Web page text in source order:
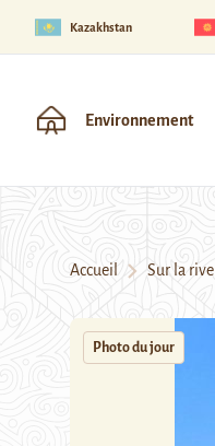
Kazakhstan
Environnement
Accueil Sur la rive
Photo du jour